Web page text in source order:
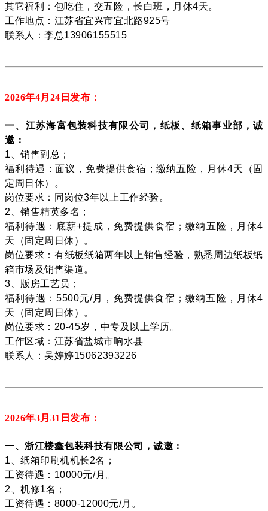
其它福利：包吃住，交五险，长白班，月休4天。
工作地点：江苏省宜兴市宜北路925号
联系人：李总13906155515
2026年4月24 日发布：
一、江苏海富包装科技有限公司，纸板、纸箱事业部，诚
邀：
1、销售副总；
福利待遇：面议，免费提供食宿；缴纳五险，月休4天（固
定周日休）。
岗位要求：同岗位3年以上工作经验。
2、销售精英多名；
福利待遇：底薪+提成，免费提供食宿；缴纳五险，月休4
天（固定周日休）。
岗位要求：有纸板纸箱两年以上销售经验，熟悉周边纸板纸
箱市场及销售渠道。
3、版房工艺员；
福利待遇：5500元/月，免费提供食宿；缴纳五险，月休4
天（固定周日休）。
岗位要求：20-45岁，中专及以上学历。
工作区域：江苏省盐城市响水县
联系人：吴婷婷15062393226
2026年3月31 日发布：
一、浙江楼鑫包装科技有限公司，诚邀：
1、纸箱印刷机机长2名；
工资待遇：10000元/月。
2、机修1名；
工资待遇：8000-12000元/月。